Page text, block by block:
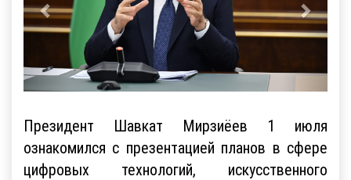
Президент Шавкат Мирзиёев 1 июля
ознакомился с презентацией планов в сфере
цифровых технологий, искусственного